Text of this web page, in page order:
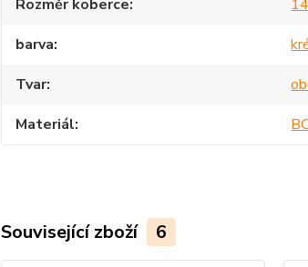
Rozměr koberce
barva
Tvar
Materiál
Související zboží 6